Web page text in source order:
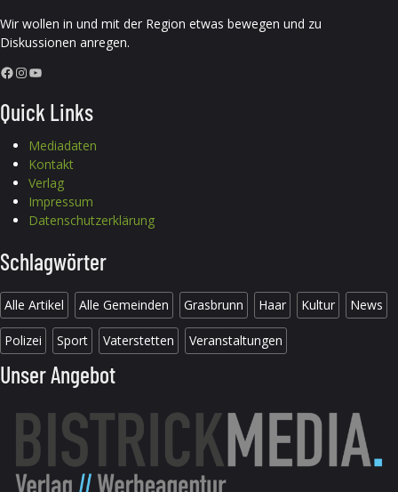
Wir wollen in und mit der Region etwas bewegen und zu
Diskussionen anregen.
Facebook InstagramYouTube
Quick Links
Mediadaten
Kontakt
Verlag
Impressum
Datenschutzerklärung
Schlagwörter
Alle Artikel Alle Gemeinden Grasbrunn Haar Kultur News
Polizei Sport Vaterstetten Veranstaltungen
Unser Angebot